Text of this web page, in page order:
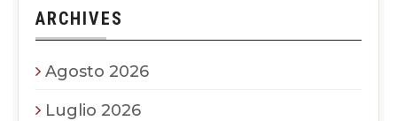
ARCHIVES
Agosto 2026
Luglio 2026